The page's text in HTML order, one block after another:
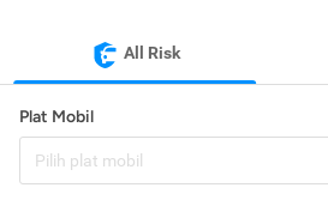
All Risk
Plat Mobil
Pilih plat mobil